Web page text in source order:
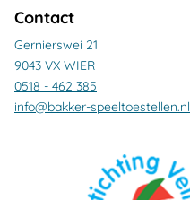
Contact
Gernierswei 21
9043 VX WIER
0518 - 462 385
info@bakker-speeltoestellen.nl